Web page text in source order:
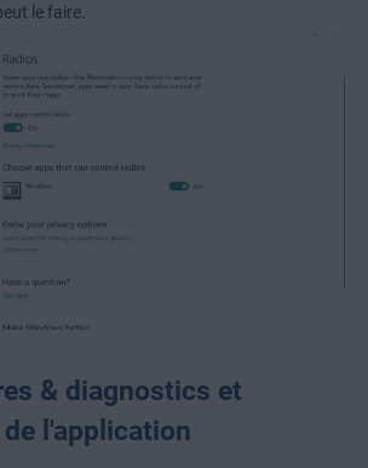
le faire.
& diagnostics et
l'application